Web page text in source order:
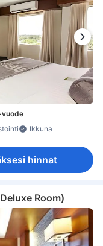
Ikkuna
hinnat
Room)